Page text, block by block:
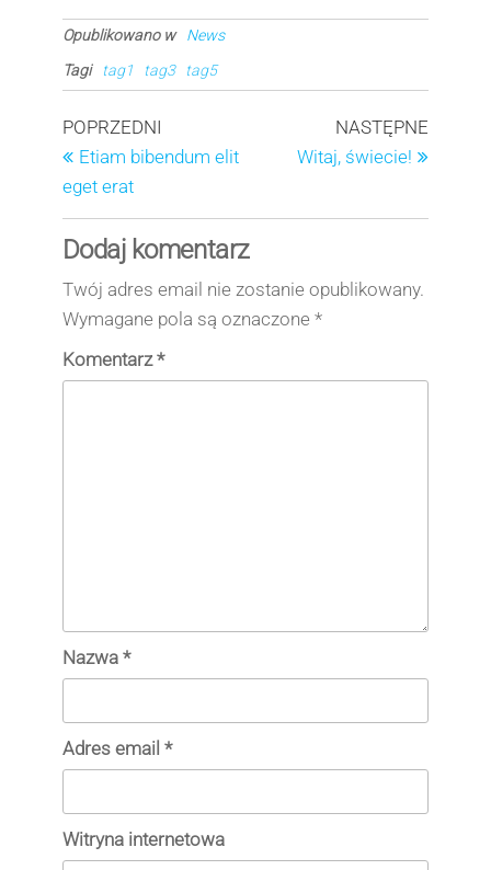
Opublikowano w
News
Tagi
tag1 tag3 tag5
Nawigacja
wpisu
Poprzedni
wpis
POPRZEDNI
Etiam bibendum elit
eget erat
wpis
NASTĘPNE
Witaj, świecie!
Dodaj komentarz
Twój adres email nie zostanie opublikowany.
Wymagane pola są oznaczone *
Komentarz*
Nazwa *
Adres email *
Witryna internetowa